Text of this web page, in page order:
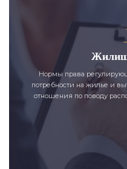
Нормы права
потребности на жилье и
отношения по поводу